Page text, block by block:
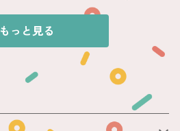
もっと見る